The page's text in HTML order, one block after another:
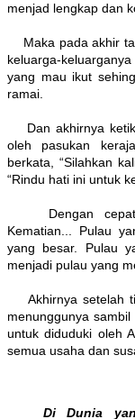
menjad lengkap dan
Maka pada akhir
keluarga-
yang mau ikut
ramai.
Dan akhirnya
oleh pasukan
berkata, “Silahkan
“Rindu hati ini untuk
Dengan cepat
Kematian... Pulau
yang besar. Pulau
menjadi pulau yang
Akhirnya setelah
menunggunya
untuk diduduki oleh
semua usaha dan
Di Dunia